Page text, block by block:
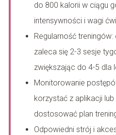
do 800 kalorii w ciągu
intensywności i wagi
Regularność
zaleca się 2-3 sesje
zwiększając do 4-5 dla
Monitorowanie
korzystać z aplikacji
dostosować plan
Odpowiedni strój i